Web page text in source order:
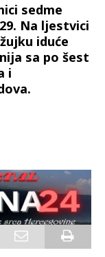
sedme
Na ljestvici
iduće
sa po šest
i